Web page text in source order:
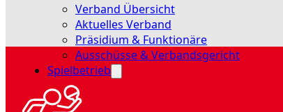
Verband Übersicht
Aktuelles Verband
Präsidium & Funktionäre
Ausschüsse & Verbandsgericht
Spielbetrieb